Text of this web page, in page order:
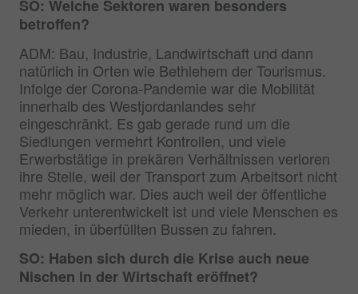
SO: Welche Sektoren waren besonders
betroffen?
ADM: Bau, Industrie, Landwirtschaft und dann
natürlich in Orten wie Bethlehem der Tourismus.
Infolge der Corona-Pandemie war die Mobilität
innerhalb des Westjordanlandes sehr
eingeschränkt. Es gab gerade rund um die
Siedlungen vermehrt Kontrollen, und viele
Erwerbstätige in prekären Verhältnissen verloren
ihre Stelle, weil der Transport zum Arbeitsort nicht
mehr möglich war. Dies auch weil der öffentliche
Verkehr unterentwickelt ist und viele Menschen es
mieden, in überfüllten Bussen zu fahren.
SO: Haben sich durch die Krise auch neue
Nischen in der Wirtschaft eröffnet?